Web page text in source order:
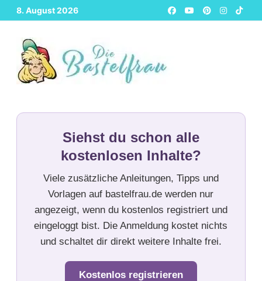
Zurück
zum
Inhalt
8. August 2026
Siehst du schon alle
kostenlosen Inhalte?
Viele zusätzliche Anleitungen, Tipps und
Vorlagen auf bastelfrau.de werden nur
angezeigt, wenn du kostenlos registriert und
eingeloggt bist. Die Anmeldung kostet nichts
und schaltet dir direkt weitere Inhalte frei.
Kostenlos registrieren